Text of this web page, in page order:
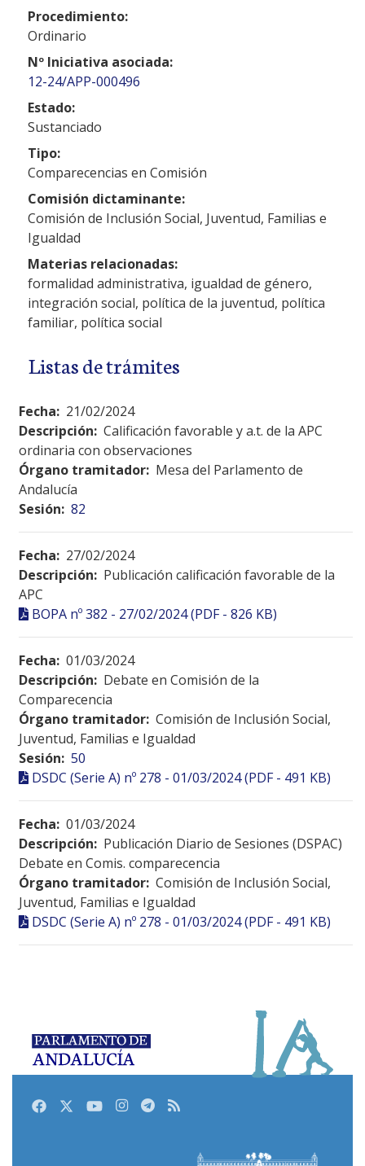
Procedimiento:
Ordinario
Nº Iniciativa asociada:
12-24/APP-000496
Estado:
Sustanciado
Tipo:
Comparecencias en Comisión
Comisión dictaminante:
Comisión de Inclusión Social, Juventud, Familias e
Igualdad
Materias relacionadas:
formalidad administrativa, igualdad de género,
integración social, política de la juventud, política
familiar, política social
Listas de trámites
Fecha: 21/02/2024
Descripción: Calificación favorable y a.t. de la APC
ordinaria con observaciones
Órgano tramitador: Mesa del Parlamento de
Andalucía
Sesión: 82
Fecha: 27/02/2024
Descripción: Publicación calificación favorable de la
APC
BOPA nº 382 - 27/02/2024 (PDF - 826 KB)
Fecha: 01/03/2024
Descripción: Debate en Comisión de la
Comparecencia
Órgano tramitador: Comisión de Inclusión Social,
Juventud, Familias e Igualdad
Sesión: 50
DSDC (Serie A) nº 278 - 01/03/2024 (PDF - 491 KB)
Fecha: 01/03/2024
Descripción: Publicación Diario de Sesiones (DSPAC)
Debate en Comis. comparecencia
Órgano tramitador: Comisión de Inclusión Social,
Juventud, Familias e Igualdad
DSDC (Serie A) nº 278 - 01/03/2024 (PDF - 491 KB)
FacebookTwitterYoutubeInstagram
Telegram
RSS